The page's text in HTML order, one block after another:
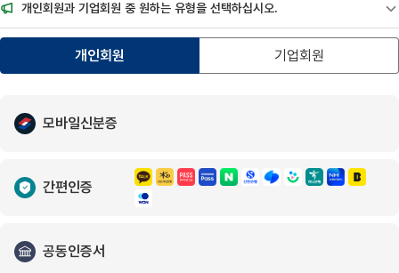
개인회원과 기업회원 중 원하는 유형을 선택하십시오.
개인회원 기업회원
모바일신분증
간편인증
공동인증서